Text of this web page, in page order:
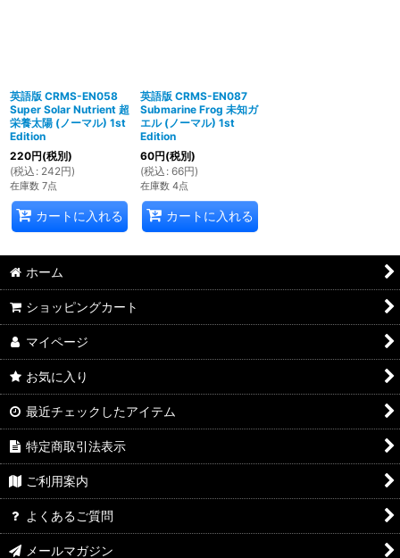
英語版 CRMS-EN058
Super Solar Nutrient 超
栄養太陽 (ノーマル) 1st
Edition
220円(税別)
(税込 : 242円)
在庫数 7点
カートに入れる
英語版 CRMS-EN087
Submarine Frog 未知ガ
エル (ノーマル) 1st
Edition
60円(税別)
(税込 : 66円)
在庫数 4点
カートに入れる
ホーム
ショッピングカート
マイページ
お気に入り
最近チェックしたアイテム
特定商取引法表示
ご利用案内
よくあるご質問
メールマガジン